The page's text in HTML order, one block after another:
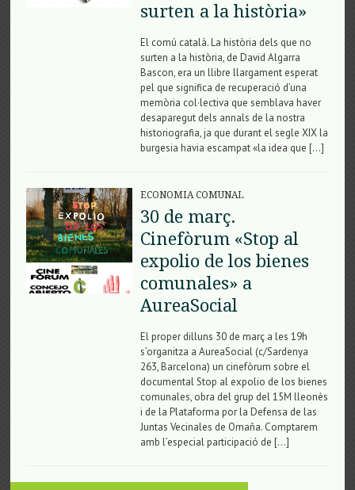
surten a la història»
El comú català. La història dels que no
surten a la història, de David Algarra
Bascon, era un llibre llargament esperat
pel que significa de recuperació d’una
memòria col·lectiva que semblava haver
desaparegut dels annals de la nostra
historiografia, ja que durant el segle XIX la
burgesia havia escampat «la idea que […]
ECONOMIA COMUNAL
30 de març.
Cinefòrum «Stop al
expolio de los bienes
comunales» a
AureaSocial
El proper dilluns 30 de març a les 19h
s’organitza a AureaSocial (c/Sardenya
263, Barcelona) un cinefòrum sobre el
documental Stop al expolio de los bienes
comunales, obra del grup del 15M lleonès
i de la Plataforma por la Defensa de las
Juntas Vecinales de Omaña. Comptarem
amb l’especial participació de […]